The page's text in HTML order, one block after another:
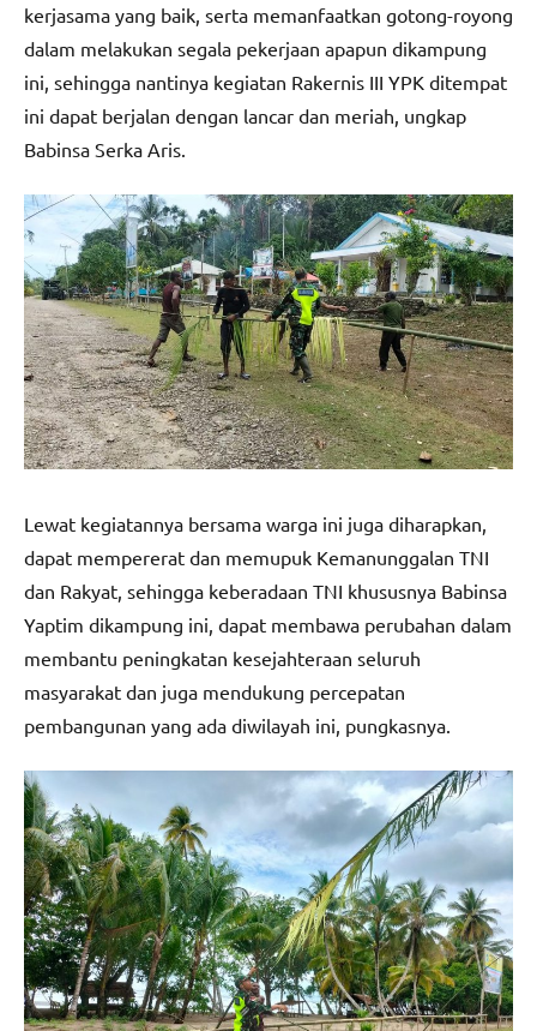
kerjasama yang baik, serta memanfaatkan gotong-royong
dalam melakukan segala pekerjaan apapun dikampung
ini, sehingga nantinya kegiatan Rakernis III YPK ditempat
ini dapat berjalan dengan lancar dan meriah, ungkap
Babinsa Serka Aris.
Lewat kegiatannya bersama warga ini juga diharapkan,
dapat mempererat dan memupuk Kemanunggalan TNI
dan Rakyat, sehingga keberadaan TNI khususnya Babinsa
Yaptim dikampung ini, dapat membawa perubahan dalam
membantu peningkatan kesejahteraan seluruh
masyarakat dan juga mendukung percepatan
pembangunan yang ada diwilayah ini, pungkasnya.